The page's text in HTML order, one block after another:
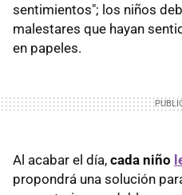
sentimientos"; los niños
malestares que hayan
en papeles.
Al acabar el día, cada niño
propondrá una solución